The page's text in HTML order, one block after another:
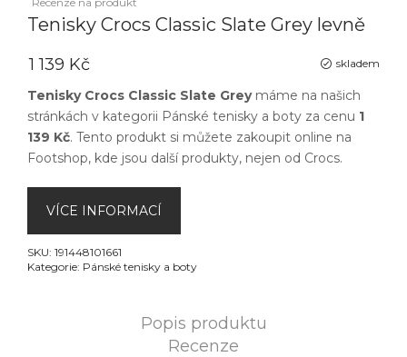
Tenisky Crocs Classic Slate Grey levně
skladem
1 139 Kč
Tenisky Crocs Classic Slate Greymáme na našich
stránkách v kategorii Pánské tenisky a boty za cenu 1
139 Kč. Tento produkt si můžete zakoupit online na
Footshop, kde jsou další produkty, nejen od Crocs.
VÍCE INFORMACÍ
SKU: 191448101661
Kategorie: Pánské tenisky a boty
Popis produktu
Recenze